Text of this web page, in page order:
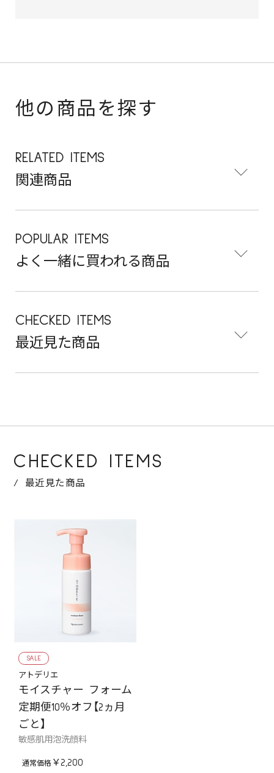
他の商品を探す
RELATED ITEMS
関連商品
POPULAR ITEMS
よく一緒に買われる商品
CHECKED ITEMS
最近見た商品
CHECKED ITEMS
最近見た商品
SALE
アトデリエ
モイスチャー フォーム
定期便10％オフ【2ヵ月
ごと】
敏感肌用泡洗顔料
￥2,200